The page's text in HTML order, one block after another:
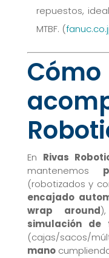
repuestos,
MTBF. (
En Rivas
mantenemos
(robotizados y
encajado
wrap around
simulación de
(cajas/sacos/
mano